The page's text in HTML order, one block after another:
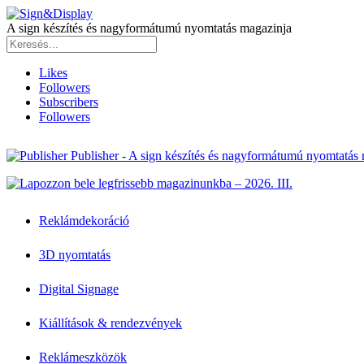
A sign készítés és nagyformátumú nyomtatás magazinja
Likes
Followers
Subscribers
Followers
Publisher - A sign készítés és nagyformátumú nyomtatás
Reklámdekoráció
3D nyomtatás
Digital Signage
Kiállítások & rendezvények
Reklámeszközök